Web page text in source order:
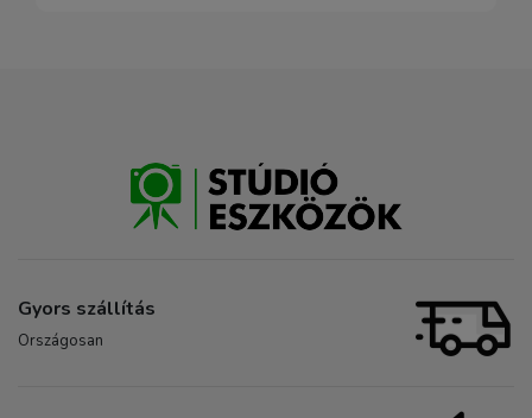
Gyors szállítás
Országosan